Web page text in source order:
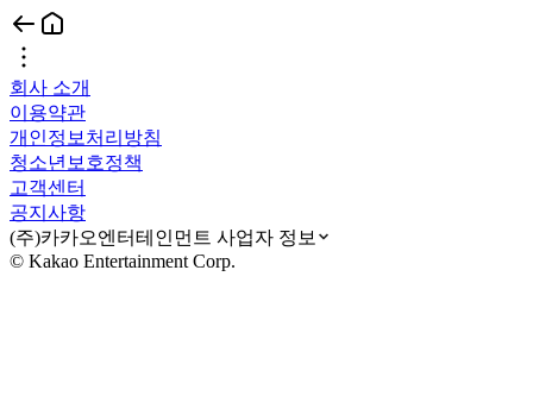
회사 소개
이용약관
개인정보처리방침
청소년보호정책
고객센터
공지사항
(주)카카오엔터테인먼트 사업자 정보
© Kakao Entertainment Corp.